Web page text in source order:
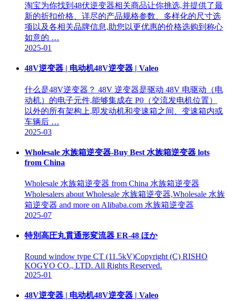
淘宝为你找到48伏逆变器相关商品让你挑选,并提供了最
新的折扣价格、详尽的产品规格参数、多样化的尺寸选
项以及各相关品牌信息,助您以更优惠的价格选购到称心
如意的 …
2025-01
48V逆变器 | 电动机48V逆变器 | Valeo
什么是48V逆变器？ 48V 逆变器是驱动 48V 电驱动（电
动机）的电子元件,能够集成在 P0（交流发电机位置）
以外的所有架构上,即发动机和变速箱之间、变速箱内或
车辆后 …
2025-03
Wholesale 水族箱逆变器-Buy Best 水族箱逆变器 lots
from China
Wholesale 水族箱逆变器 from China 水族箱逆变器
Wholesalers about Wholesale 水族箱逆变器,Wholesale 水族
箱逆变器 and more on Alibaba.com 水族箱逆变器
2025-07
特別高圧丸貫通形変流器 ER-48 ほか
Round window type CT (11.5kV)Copyright (C) RISHO
KOGYO CO., LTD. All Rights Reserved.
2025-01
48V逆变器 | 电动机48V逆变器 | Valeo